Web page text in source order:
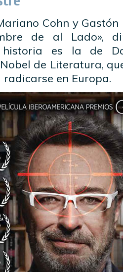
Cohn y
de al Lado»,
es la de
de Literatura,
en Europa.